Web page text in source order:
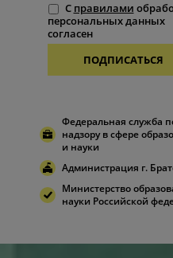
С правилами
персональных данных
согласен
ПОДПИСАТЬСЯ
Федеральная служба
надзору в сфере
и науки
Администрация г.
Министерство
науки Российской